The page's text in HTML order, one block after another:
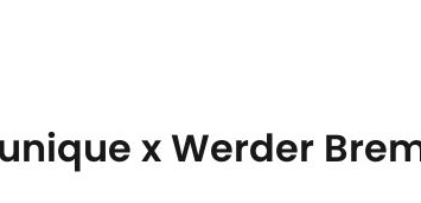
x Werder